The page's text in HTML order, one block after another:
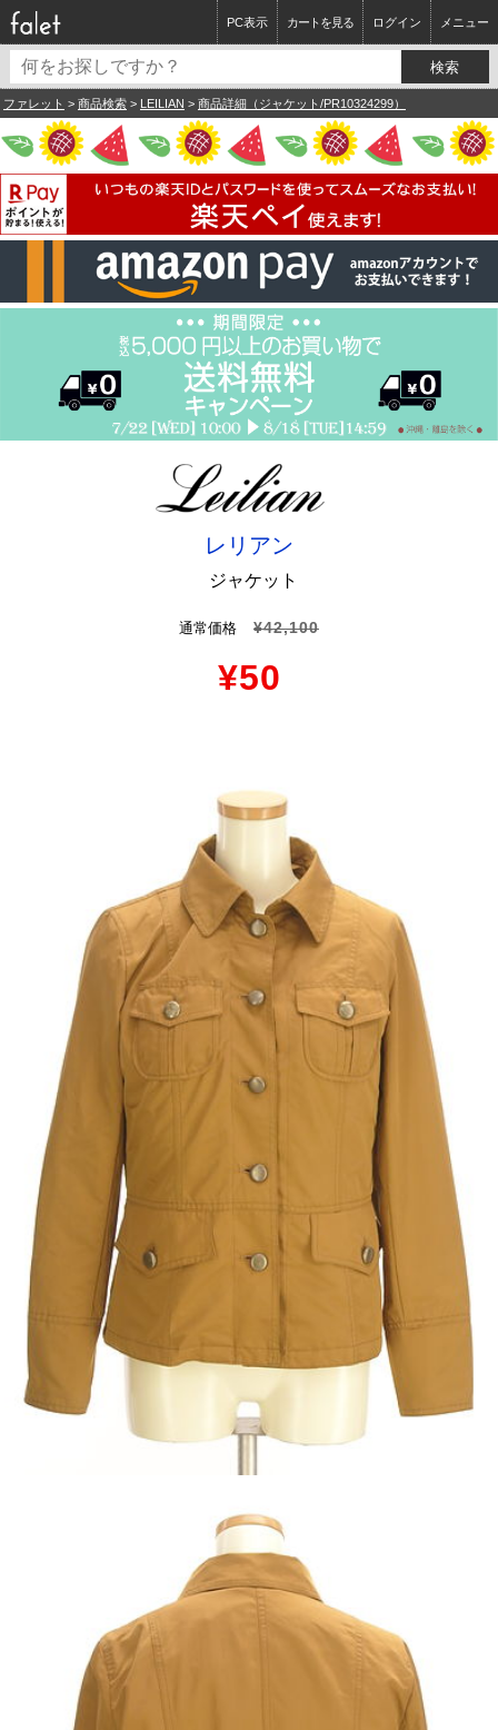
ログイン メニュー
カートを見る
PC表示
ファレット > 商品検索 > LEILIAN > 商品詳細（ジャケット/PR10324299）
レリアン
ジャケット
通常価格 ¥42,100
¥50